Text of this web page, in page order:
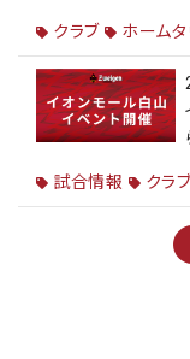
クラブ
ホーム
試合情報
クラ